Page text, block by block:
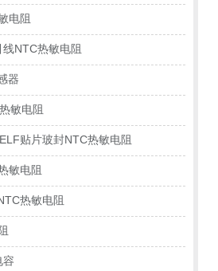
电阻
NTC热敏电阻
器
敏电阻
贴片玻封NTC热敏电阻
敏电阻
热敏电阻
容